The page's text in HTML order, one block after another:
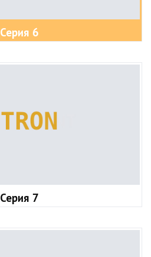
Серия 6
Серия 7